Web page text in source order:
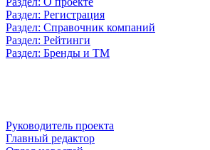
Раздел: Регистрация
Раздел: Справочник компаний
Раздел: Рейтинги
Раздел: Бренды и ТМ
Руководитель проекта
Главный редактор